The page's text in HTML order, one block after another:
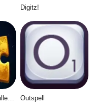
Digitz!
Jigsaw World Challenge Outspell